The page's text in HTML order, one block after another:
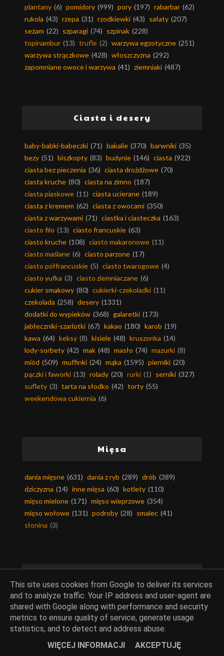
plantany (6) pomidory (999) pory (197) rabarbar (62)
rukola (43) rzepa (31) rzodkiewki (43) sałaty (207)
sezam (22) szparagi (74) szpinak (228)
topinambur (13) trufle (2) warzywa egzotyczne (251)
warzywa strączkowe (428) włoszczyzna (292)
zapomniane owoce i warzywa (41) ziemniaki (487)
Ciasta i desery
baby-babki-babeczki (71) bakalie (370) barwniki (35)
bezy (51) biszkopty (83) budynie (146) ciasta (922)
ciasta bez pieczenia (36) ciasta drożdżowe (70)
ciasta kruche (80) ciasta na zimno (187)
ciasta piaskowe (11) ciasta ucierane (189)
ciasta z kremem (62) ciasta z owocami (350)
ciasta z warzywami (71) ciastka i ciasteczka (163)
ciasto filo (13) ciasto francuskie (63)
ciasto kruche (108) ciasto makaronowe (11)
ciasto maślane (6) ciasto parzone (17)
ciasto półfrancuskie (5) ciasto twarogowe (4)
ciasto yufka (3) ciasto ziemniaczane (6)
cukier smakowy (80) cukierki-czekoladki (11)
czekolada (258) desery (1331)
dodatki do wypieków (368) galaretki (173)
jabłeczniki-szarlotki (67) kakao (180) karob (19)
kawa (64) keksy (8) kisiele (48) kruszonka (14)
lody-sorbety (42) mak (48) masło (74) mazurki (8)
miód (509) muffinki (24) mąka (1595) pierniki (20)
pączki i faworki (13) rolady (20) rurki (1) serniki (327)
suflety (3) tarta na słodko (42) torty (55)
weekendowa cukiernia (6)
Mięsa
dania mięsne (631) dania z ryb (289) drób (389)
dziczyzna (14) inne mięsa (60) kotlety (110)
mięso mielone (171) mięso wieprzowe (354)
mięso wołowe (131) podroby (28) smalec (41)
słonina (3)
kuchnia arabska (49) kuchnia afryki (6)
kuchnia ajurwedyjska (2) kuchnia alaski (1)
kuchnia algierska (2) kuchnia amerykańska (36)
kuchnia argentyńska
This site uses cookies from Google to deliver its services
and to analyze traffic. Your IP address and user-agent are
shared with Google along with performance and security
metrics to ensure quality of service, generate usage
statistics, and to detect and address abuse.
WIĘCEJ INFORMACJI
AKCEPTUJĘ